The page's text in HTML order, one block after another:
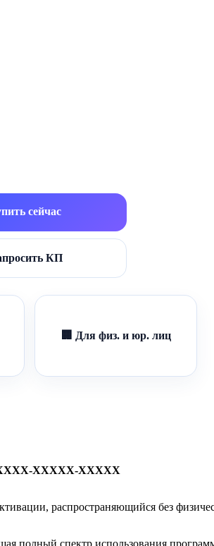
сейчас
КП
🏢 Для физ. и юр. лиц
XXXXX-XXXXX
распространяющийся без
полный спектр использования